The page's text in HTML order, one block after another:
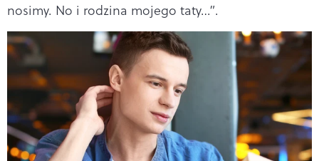
nosimy. No i rodzina mojego taty…”.